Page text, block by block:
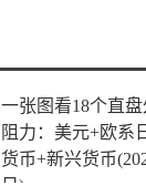
一张图看18个直
阻力：美元+欧系
货币+新兴货币
日)